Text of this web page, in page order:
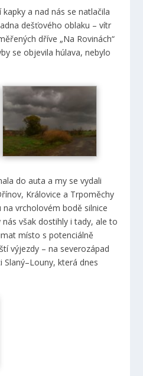
a nad nás se natlačila
dešťového oblaku – vítr
dříve „Na Rovinách“
se objevila húlava, nebylo
do auta a my se vydali
Královice a Trpoměchy
vrcholovém bodě silnice
nás však dostihly i tady, ale to
místo s potenciálně
výjezdy – na severozápad
Slaný–Louny, která dnes